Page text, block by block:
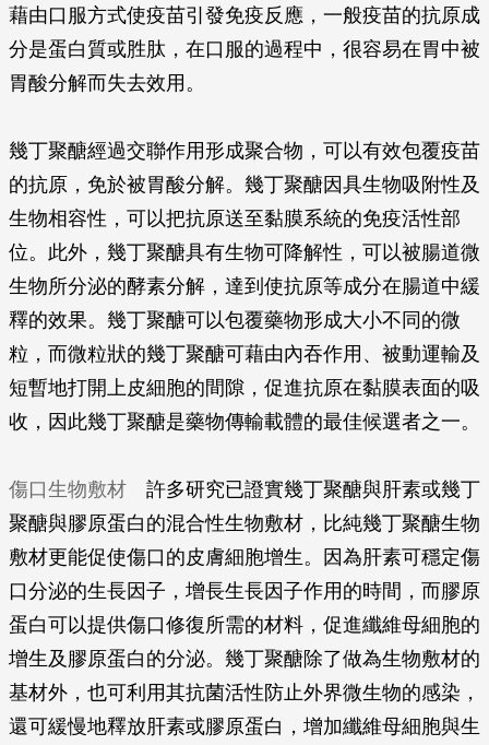
藉由口服方式使疫苗引發免疫反應，一般疫苗的抗原成
分是蛋白質或胜肽，在口服的過程中，很容易在胃中被
胃酸分解而失去效用。
幾丁聚醣經過交聯作用形成聚合物，可以有效包覆疫苗
的抗原，免於被胃酸分解。幾丁聚醣因具生物吸附性及
生物相容性，可以把抗原送至黏膜系統的免疫活性部
位。此外，幾丁聚醣具有生物可降解性，可以被腸道微
生物所分泌的酵素分解，達到使抗原等成分在腸道中緩
釋的效果。幾丁聚醣可以包覆藥物形成大小不同的微
粒，而微粒狀的幾丁聚醣可藉由內吞作用、被動運輸及
短暫地打開上皮細胞的間隙，促進抗原在黏膜表面的吸
收，因此幾丁聚醣是藥物傳輸載體的最佳候選者之一。
傷口生物敷材 許多研究已證實幾丁聚醣與肝素或幾丁
聚醣與膠原蛋白的混合性生物敷材，比純幾丁聚醣生物
敷材更能促使傷口的皮膚細胞增生。因為肝素可穩定傷
口分泌的生長因子，增長生長因子作用的時間，而膠原
蛋白可以提供傷口修復所需的材料，促進纖維母細胞的
增生及膠原蛋白的分泌。幾丁聚醣除了做為生物敷材的
基材外，也可利用其抗菌活性防止外界微生物的感染，
還可緩慢地釋放肝素或膠原蛋白，增加纖維母細胞與生